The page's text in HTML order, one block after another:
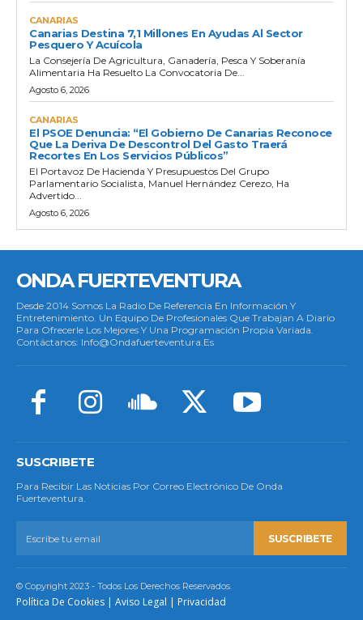
CANARIAS
Canarias Destina 7,1 Millones En Ayudas Al Sector
Pesquero Y Acuícola
La Consejería De Agricultura, Ganadería, Pesca Y Soberanía
Alimentaria Ha Resuelto La Convocatoria De...
Agosto 6, 2026
CANARIAS
El PSOE Denuncia: “El Gobierno De Canarias Reconoce
Que La Deriva De Descontrol Del Gasto Traerá
Recortes En Los Servicios Públicos”
El Portavoz De Hacienda Y Presupuestos Del Grupo
Parlamentario Socialista, Manuel Hernández Cerezo, Ha
Advertido...
Agosto 6, 2026
ONDA FUERTEVENTURA
Desde 2014 Somos La Radio De Referencia En Información Y
Entretenimiento. Un Equipo De Profesionales Que Trabajan A Diario
Para Ofrecerle Los Mejores Y Una Programación Propia Variada.
Contáctanos: Info@ondafuerteventura.es
SUSCRIBETE
Para Recibir Las Noticias Por Correo Electrónico De Onda
Fuerteventura.
SUSCRIBETE
© Copyright 2023 - Todos Los Derechos Reservados.
Política De Cookies | Aviso Legal | Privacidad